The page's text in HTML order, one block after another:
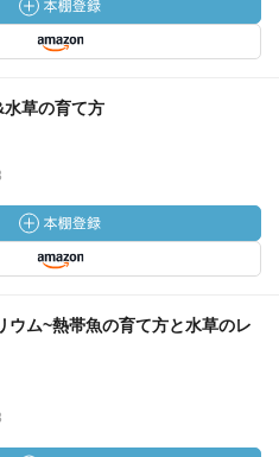
草の育て方
ウム~熱帯魚の育て方と水草のレ